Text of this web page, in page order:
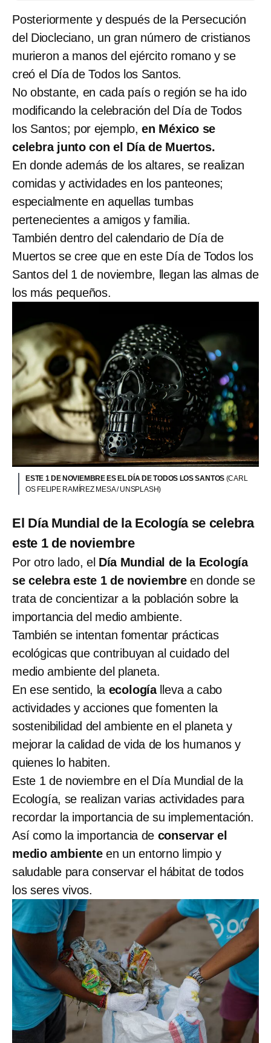
Posteriormente y después de la Persecución
del Diocleciano, un gran número de cristianos
murieron a manos del ejército romano y se
creó el Día de Todos los Santos.
No obstante, en cada país o región se ha ido
modificando la celebración del Día de Todos
los Santos; por ejemplo,en México se
celebra junto con el Día de Muertos.
En donde además de los altares, se realizan
comidas y actividades en los panteones;
especialmente en aquellas tumbas
pertenecientes a amigos y familia.
También dentro del calendario de Día de
Muertos se cree que en este Día de Todos los
Santos del 1 de noviembre, llegan las almas de
los más pequeños.
ESTE 1 DE NOVIEMBRE ES EL DÍA DE TODOS LOS SANTOS (CARL
OS FELIPE RAMÍREZ MESA / UNSPLASH)
El Día Mundial de la Ecología se celebra
este 1 de noviembre
Por otro lado, el Día Mundial de la Ecología
se celebra este 1 de noviembreen donde se
trata de concientizar a la población sobre la
importancia del medio ambiente.
También se intentan fomentar prácticas
ecológicas que contribuyan al cuidado del
medio ambiente del planeta.
En ese sentido, la ecologíalleva a cabo
actividades y acciones que fomenten la
sostenibilidad del ambiente en el planeta y
mejorar la calidad de vida de los humanos y
quienes lo habiten.
Este 1 de noviembre en el Día Mundial de la
Ecología, se realizan varias actividades para
recordar la importancia de su implementación.
Así como la importancia de conservar el
medio ambienteen un entorno limpio y
saludable para conservar el hábitat de todos
los seres vivos.